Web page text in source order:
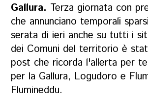
Gallura. Terza giornata con
che annunciano temporali
serata di ieri anche su tutti i
dei Comuni del territorio è
post che ricorda l'allerta per
per la Gallura, Logudoro e
Flumineddu.